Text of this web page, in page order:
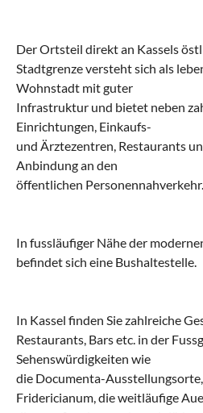
Der Ortsteil direkt an Kassels
Stadtgrenze versteht sich als
Wohnstadt mit guter
Infrastruktur und bietet neben
Einrichtungen, Einkaufs-
und Ärztezentren, Restaurants
Anbindung an den
öffentlichen Personennahverkehr.
In fussläufiger Nähe der
befindet sich eine Bushaltestelle.
In Kassel finden Sie zahlreiche
Restaurants, Bars etc. in der
Sehenswürdigkeiten wie
die Documenta-
Fridericianum, die weitläufige